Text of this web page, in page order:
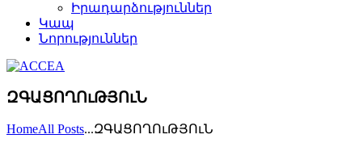
Իրադարձություններ
Կապ
Նորություններ
ԶԳԱՑՈՂՈւԹՅՈւՆ
HomeAll Posts...ԶԳԱՑՈՂՈւԹՅՈւՆ